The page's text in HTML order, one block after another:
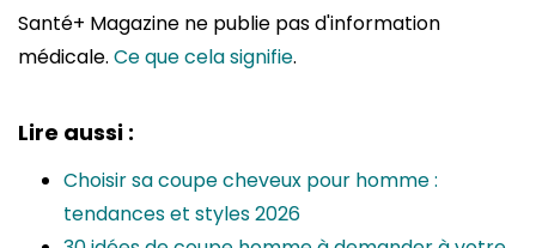
Santé+ Magazine ne publie pas d'information
médicale. Ce que cela signifie.
Lire aussi :
Choisir sa coupe cheveux pour homme :
tendances et styles 2026